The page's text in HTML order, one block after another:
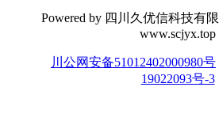
Powered by 四川久优信科技有
www.scjyx.top
川公网安备51012402000980号
19022093号-3